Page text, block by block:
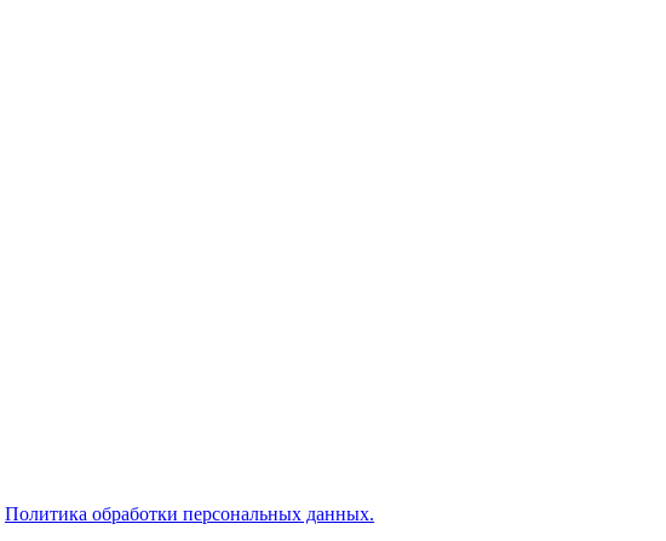
Политика обработки персональных данных.